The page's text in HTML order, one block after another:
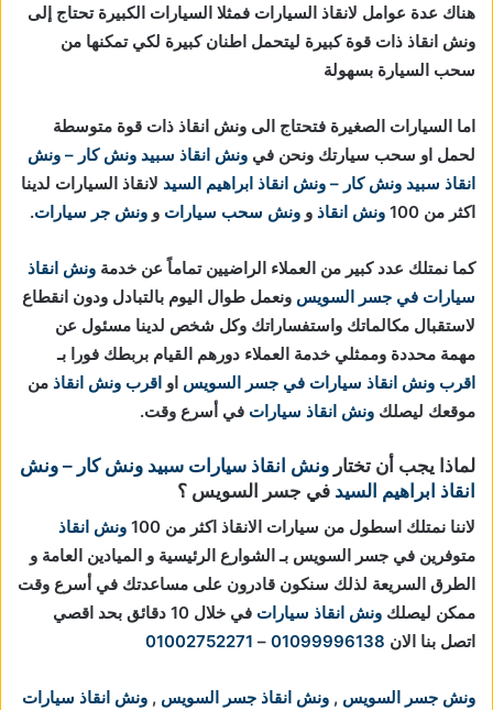
هناك عدة عوامل لانقاذ السيارات فمثلا السيارات الكبيرة تحتاج إلى
ونش انقاذ ذات قوة كبيرة ليتحمل اطنان كبيرة لكي تمكنها من
سحب السيارة بسهولة
اما السيارات الصغيرة فتحتاج الى ونش انقاذ ذات قوة متوسطة
لحمل او سحب سيارتك ونحن في ونش انقاذ سبيد ونش كار – ونش
انقاذ سبيد ونش كار – ونش انقاذ ابراهيم السيد لانقاذ السيارات لدينا
اكثر من 100
ونش انقاذ و ونش سحب سيارات و ونش جر سيارات.
كما نمتلك عدد كبير من العملاء الراضيين تماماً عن خدمة ونش انقاذ
سيارات في جسر السويس ونعمل طوال اليوم بالتبادل ودون انقطاع
لاستقبال مكالماتك واستفساراتك وكل شخص لدينا مسئول عن
مهمة محددة وممثلي خدمة العملاء دورهم القيام بربطك فورا بـ
اقرب ونش انقاذ سيارات في جسر السويس او اقرب ونش انقاذ من
موقعك ليصلك ونش انقاذ سيارات في أسرع وقت.
لماذا يجب أن تختار ونش انقاذ سيارات سبيد ونش كار – ونش
انقاذ ابراهيم السيد في جسر السويس ؟
لاننا نمتلك اسطول من سيارات الانقاذ اكثر من 100
ونش انقاذ
متوفرين في جسر السويس بـ الشوارع الرئيسية و الميادين العامة و
الطرق السريعة لذلك سنكون قادرون على مساعدتك في أسرع وقت
ممكن ليصلك ونش انقاذ سيارات
في خلال 10 دقائق بحد اقصي
اتصل بنا الان 01099996138
–
01002752271
ونش جسر السويس , ونش انقاذ جسر السويس , ونش انقاذ سيارات